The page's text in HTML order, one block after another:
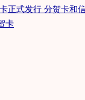
正式发行 分贺卡和
卡